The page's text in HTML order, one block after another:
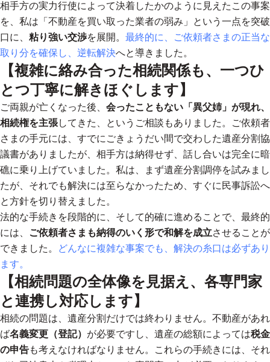
相手方の実力行使によって決着したかのように見えたこの事案
を、私は「不動産を買い取った業者の弱み」という一点を突破
口に、 粘り強い交渉を展開。 最終的に、ご依頼者さまの正当な
取り分を確保し、逆転解決へと導きました。
【複雑に絡み合った相続関係も、一つひ
とつ丁寧に解きほぐします】
ご両親が亡くなった後、 会ったこともない「異父姉」が現れ、
相続権を主張してきた、というご相談もありました。ご依頼者
さまの手元には、すでにごきょうだい間で交わした遺産分割協
議書がありましたが、相手方は納得せず、話し合いは完全に暗
礁に乗り上げていました。私は、まず遺産分割調停を試みまし
たが、それでも解決には至らなかったため、すぐに民事訴訟へ
と方針を切り替えました。
法的な手続きを段階的に、そして的確に進めることで、最終的
には、
ご依頼者さまも納得のいく形で和解を成立させることが
できました。
どんなに複雑な事案でも、解決の糸口は必ずあり
ます。
【相続問題の全体像を見据え、各専門家
と連携し対応します】
相続の問題は、遺産分割だけでは終わりません。不動産があれ
ば名義変更（登記） が必要ですし、遺産の総額によっては税金
の申告も考えなければなりません。これらの手続きには、それ